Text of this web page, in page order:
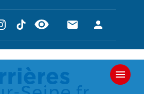
Aller
au
contenu
En-
-
En-
-